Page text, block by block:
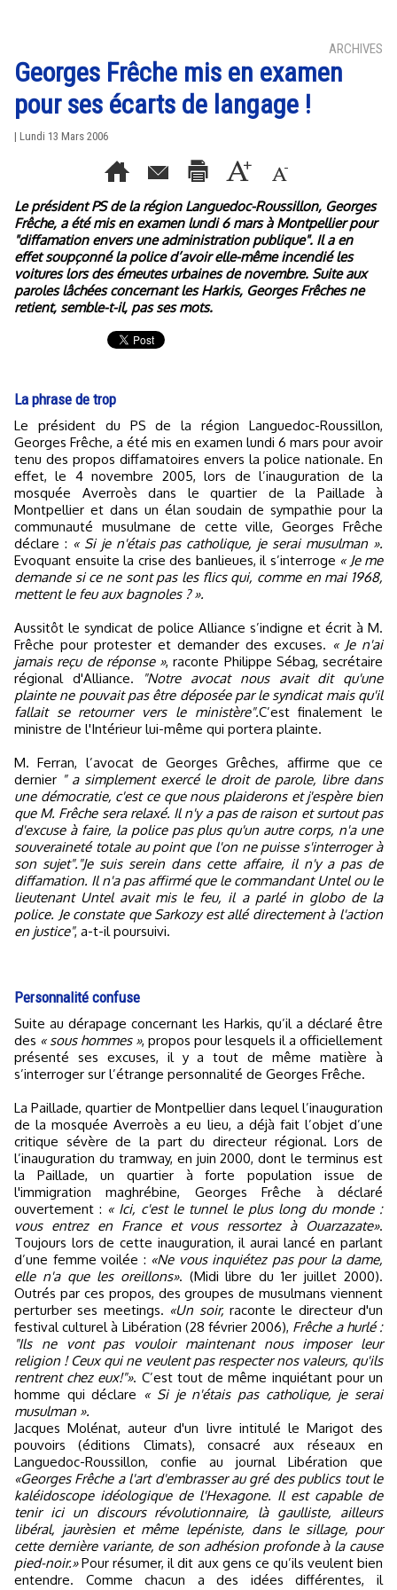
ARCHIVES
Georges Frêche mis en examen
pour ses écarts de langage !
| Lundi 13 Mars 2006
Le président PS de la région Languedoc-Roussillon, Georges
Frêche, a été mis en examen lundi 6 mars à Montpellier pour
"diffamation envers une administration publique". Il a en
effet soupçonné la police d’avoir elle-même incendié les
voitures lors des émeutes urbaines de novembre. Suite aux
paroles lâchées concernant les Harkis, Georges Frêches ne
retient, semble-t-il, pas ses mots.
La phrase de trop
Le président du PS de la région Languedoc-Roussillon,
Georges Frêche, a été mis en examen lundi 6 mars pour avoir
tenu des propos diffamatoires envers la police nationale. En
effet, le 4 novembre 2005, lors de l’inauguration de la
mosquée Averroès dans le quartier de la Paillade à
Montpellier et dans un élan soudain de sympathie pour la
communauté musulmane de cette ville, Georges Frêche
déclare : « Si je n'étais pas catholique, je serai musulman ».
Evoquant ensuite la crise des banlieues, il s’interroge « Je me
demande si ce ne sont pas les flics qui, comme en mai 1968,
mettent le feu aux bagnoles ? ».
Aussitôt le syndicat de police Alliance s’indigne et écrit à M.
Frêche pour protester et demander des excuses. « Je n'ai
jamais reçu de réponse », raconte Philippe Sébag, secrétaire
régional d'Alliance.
"Notre avocat nous avait dit qu'une
plainte ne pouvait pas être déposée par le syndicat mais qu'il
fallait se retourner vers le ministère".C’est finalement le
ministre de l'Intérieur lui-même qui portera plainte.
M. Ferran, l’avocat de Georges Grêches, affirme que ce
dernier " a simplement exercé le droit de parole, libre dans
une démocratie, c'est ce que nous plaiderons et j'espère bien
que M. Frêche sera relaxé. Il n'y a pas de raison et surtout pas
d'excuse à faire, la police pas plus qu'un autre corps, n'a une
souveraineté totale au point que l'on ne puisse s'interroger à
son sujet"."Je suis serein dans cette affaire, il n'y a pas de
diffamation. Il n'a pas affirmé que le commandant Untel ou le
lieutenant Untel avait mis le feu, il a parlé in globo de la
police. Je constate que Sarkozy est allé directement à l'action
en justice", a-t-il poursuivi.
Personnalité confuse
Suite au dérapage concernant les Harkis, qu’il a déclaré être
des « sous hommes », propos pour lesquels il a officiellement
présenté ses excuses, il y a tout de même matière à
s’interroger sur l’étrange personnalité de Georges Frêche.
La Paillade, quartier de Montpellier dans lequel l’inauguration
de la mosquée Averroès a eu lieu, a déjà fait l’objet d’une
critique sévère de la part du directeur régional. Lors de
l’inauguration du tramway, en juin 2000, dont le terminus est
la Paillade, un quartier à forte population issue de
l'immigration maghrébine, Georges Frêche à déclaré
ouvertement : « Ici, c'est le tunnel le plus long du monde :
vous entrez en France et vous ressortez à Ouarzazate».
Toujours lors de cette inauguration, il aurai lancé en parlant
d’une femme voilée : «Ne vous inquiétez pas pour la dame,
elle n'a que les oreillons». (Midi libre du 1er juillet 2000).
Outrés par ces propos, des groupes de musulmans viennent
perturber ses meetings. «Un soir,raconte le directeur d'un
festival culturel à Libération (28 février 2006), Frêche a hurlé :
"Ils ne vont pas vouloir maintenant nous imposer leur
religion ! Ceux qui ne veulent pas respecter nos valeurs, qu'ils
rentrent chez eux!"». C’est tout de même inquiétant pour un
homme qui déclare « Si je n'étais pas catholique, je serai
musulman ».
Jacques Molénat, auteur d'un livre intitulé le Marigot des
pouvoirs (éditions Climats), consacré aux réseaux en
Languedoc-Roussillon, confie au journal Libération que
«Georges Frêche a l'art d'embrasser au gré des publics tout le
kaléidoscope idéologique de l'Hexagone. Il est capable de
tenir ici un discours révolutionnaire, là gaulliste, ailleurs
libéral, jaurèsien et même lepéniste, dans le sillage, pour
cette dernière variante, de son adhésion profonde à la cause
pied-noir.»Pour résumer, il dit aux gens ce qu’ils veulent bien
entendre. Comme chacun a des idées différentes, il